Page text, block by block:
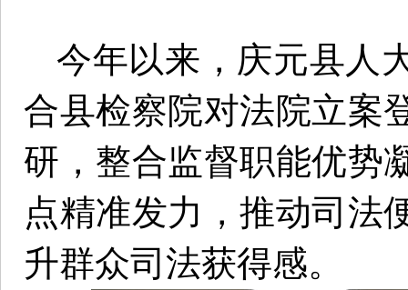
今年以来，庆元县人
合县检察院对法院立案
研，整合监督职能优势
点精准发力，推动司法
升群众司法获得感。